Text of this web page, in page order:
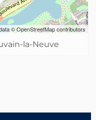
©OpenStreetMapcontributors
la-Neuve